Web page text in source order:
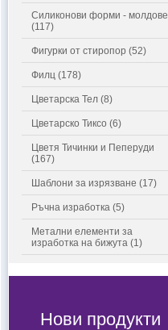
Силиконови форми - молдове
(117)
Фигурки от стиропор (52)
Филц (178)
Цветарска Тел (8)
Цветарско Тиксо (6)
Цветя Тичинки и Пеперуди
(167)
Шаблони за изрязване (17)
Ръчна изработка (5)
Метални елементи за
изработка на бижута (1)
Нови продукти